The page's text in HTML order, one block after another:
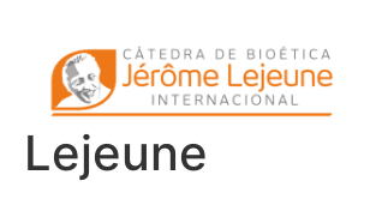
Etiqueta:
Bioética Jérôme
Lejeune